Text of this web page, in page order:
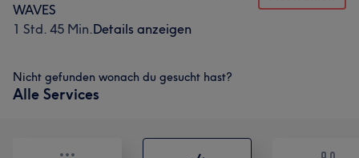
WAVES
1 Std. 45 Min.Details anzeigen
Nicht gefunden wonach du gesucht hast?
Alle Services